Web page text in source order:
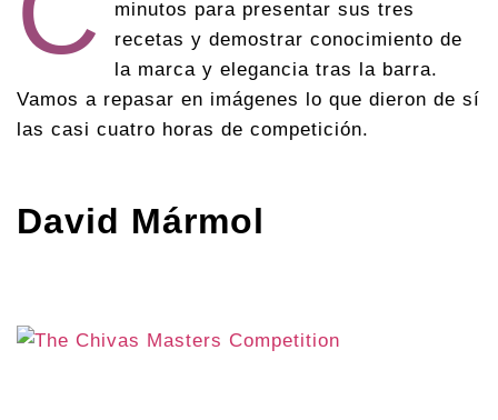
minutos para presentar sus tres
recetas y demostrar conocimiento de
la marca y elegancia tras la barra.
Vamos a repasar en imágenes lo que dieron de sí
las casi cuatro horas de competición.
David Mármol